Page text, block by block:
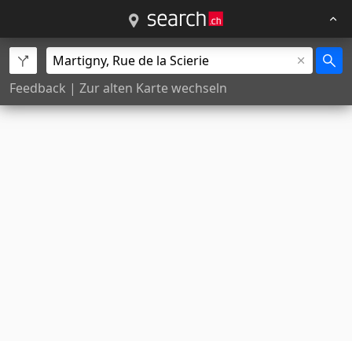
Feedback | Zur alten Karte wechseln